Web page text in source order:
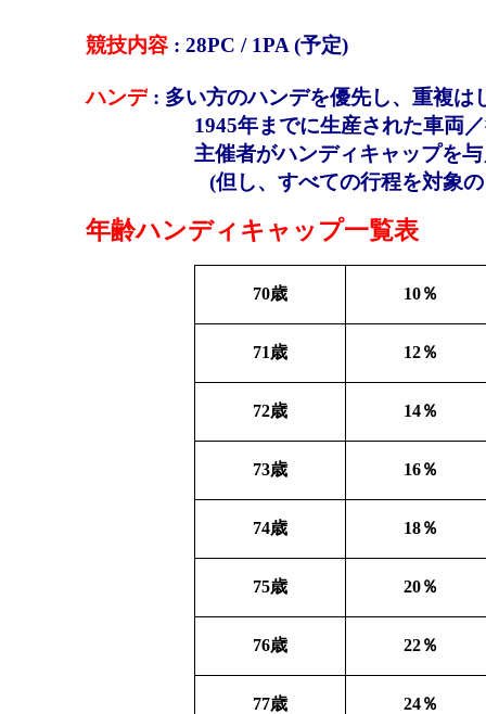
競技内容 : 28PC / 1PA (予定)
ハンデ : 多い方のハンデを優先し、重複は
1945年までに生産された車両／
主催者がハンディキャップを与えた
(但し、すべての行程を対象のドラ
年齢ハンディキャップ一覧表
70歳 10％
71歳 12％
72歳 14％
73歳 16％
74歳 18％
75歳 20％
76歳 22％
77歳 24％